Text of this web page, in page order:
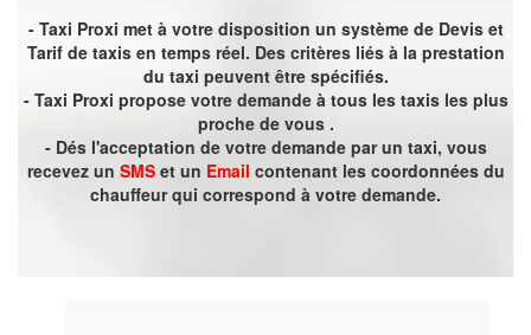
- Taxi Proxi met à votre disposition un système de Devis et
Tarif de taxis en temps réel. Des critères liés à la prestation
du taxi peuvent être spécifiés.
- Taxi Proxi propose votre demande à tous les taxis les plus
proche de vous .
- Dés l'acceptation de votre demande par un taxi, vous
recevez un SMSet un Email contenant les coordonnées du
chauffeur qui correspond à votre demande.